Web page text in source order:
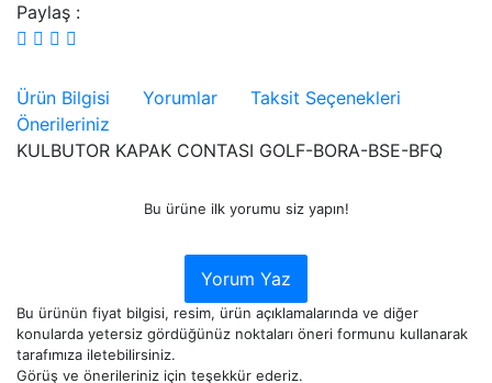
Paylaş :
Ürün Bilgisi Yorumlar
Taksit Seçenekleri
Önerileriniz
KULBUTOR KAPAK CONTASI GOLF-BORA-BSE-BFQ
Bu ürüne ilk yorumu siz yapın!
Yorum Yaz
Bu ürünün fiyat bilgisi, resim, ürün açıklamalarında ve diğer
konularda yetersiz gördüğünüz noktaları öneri formunu kullanarak
tarafımıza iletebilirsiniz.
Görüş ve önerileriniz için teşekkür ederiz.